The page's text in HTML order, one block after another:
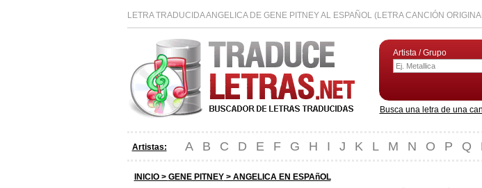
LETRA TRADUCIDA ANGELICA DE GENE PITNEY AL ESPAÑOL (LETRA CANCIÓN
Artista / Grupo
Busca una letra de una
Artistas: A B C D E F G H I J K L M N O P Q
INICIO > GENE PITNEY> ANGELICA EN ESPAñOL